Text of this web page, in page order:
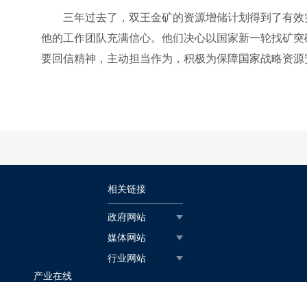
三年过去了，双王金矿的资源增储计划得到了有
他的工作团队充满信心。他们决心以国家新一轮找矿
要回信精神，主动担当作为，积极为保障国家战略资
相关链接
政府网站
媒体网站
行业网站
产业在线